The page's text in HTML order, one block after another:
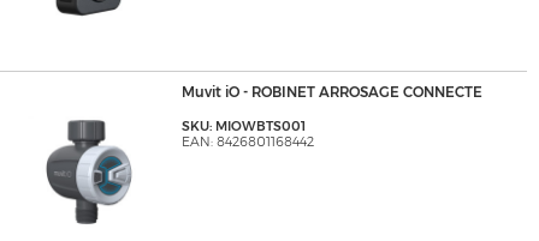
Muvit iO - ROBINET ARROSAGE CONNECTE
SKU: MIOWBTS001
EAN: 8426801168442